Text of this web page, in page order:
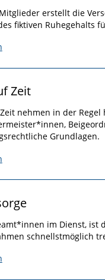
erstellt die
fiktiven Ruhegehalts
Zeit
nehmen in der
Grundlagen.
im Dienst,
schnellstmöglich